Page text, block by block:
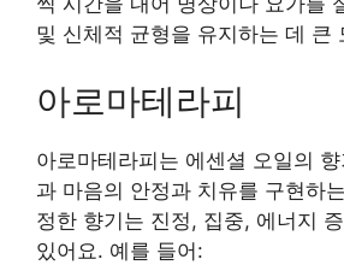
및 신체적 균형을 유지하는 데 큰
아로마테라피
아로마테라피는 에센셜 오일의
과 마음의 안정과 치유를 구현하
정한 향기는 진정, 집중, 에너지
있어요. 예를 들어: